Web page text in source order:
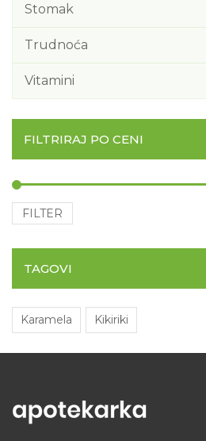
Stomak
Trudnoća
Vitamini
FILTRIRAJ PO CENI
FILTER
TAGOVI
Karamela Kikiriki